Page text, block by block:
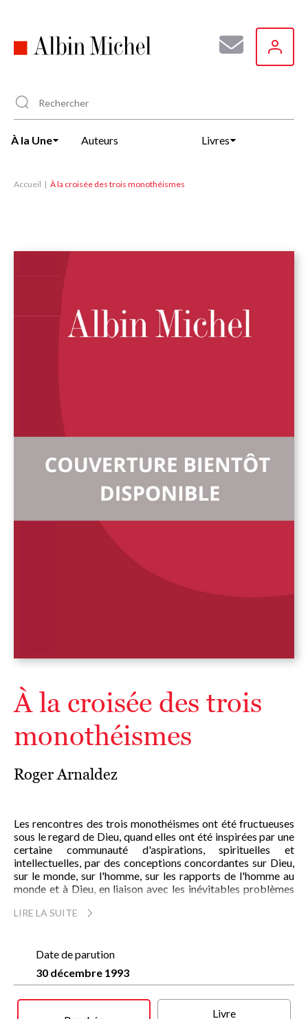
principal
À la Une Auteurs Livres
Accueil À la croisée des trois monothéismes
À la croisée des trois
monothéismes
Roger Arnaldez
Les rencontres des trois monothéismes ont été fructueuses
sous le regard de Dieu, quand elles ont été inspirées par une
certaine communauté d'aspirations, spirituelles et
intellectuelles, par des conceptions concordantes sur Dieu,
sur le monde, sur l'homme, sur les rapports de l'homme au
monde et à Dieu, en liaison avec les inévitables problèmes
de l'homme, de sa fin ici-bas dans la société et dans l'au-
problèmes sont essentiellement inspirées par la croyance en
l'existence d'un Dieu unique, également partagée par tous
ces penseurs. C'est pourquoi on peut légitimement
LIRE LA SUITE
Date de parution
30 décembre 1993
Livre